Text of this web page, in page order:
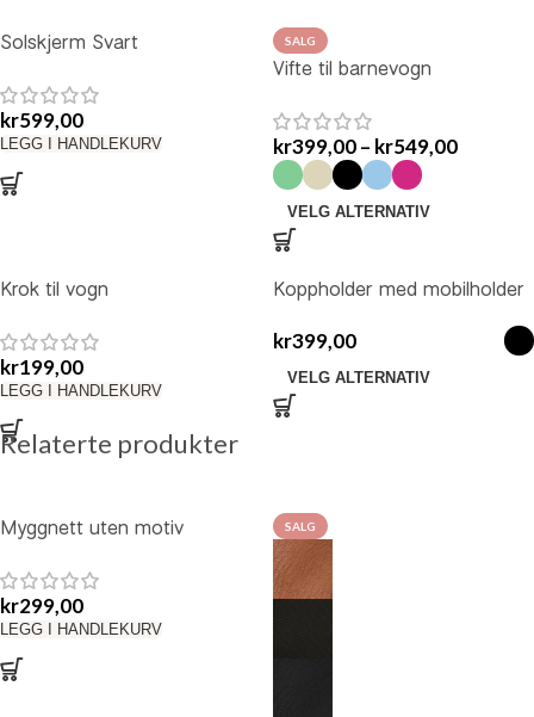
Solskjerm Svart
kr599,00
LEGG I HANDLEKURV
SALG
Vifte til barnevogn
kr399,00– kr549,00
VELG ALTERNATIV
Krok til vogn
kr199,00
LEGG I HANDLEKURV
Koppholder med mobilholder
kr399,00
VELG ALTERNATIV
Relaterte produkter
Myggnett uten motiv
kr299,00
LEGG I HANDLEKURV
SALG